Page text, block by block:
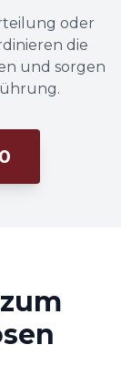
oder
die
und sorgen